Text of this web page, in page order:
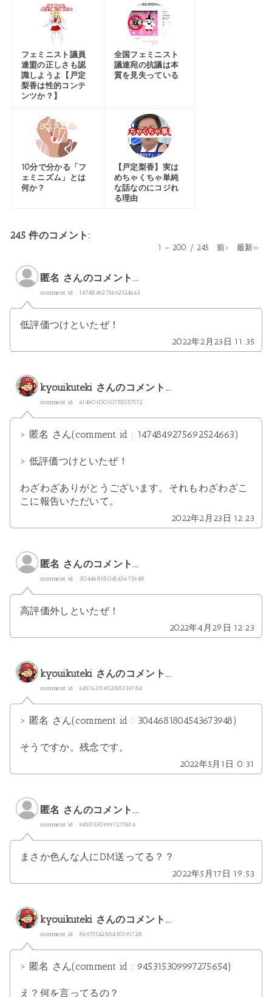
フェミニスト議員
連盟の正しさも認
識しようよ【戸定
梨香は性的コンテ
ンツか？】
全国フェミニスト
議連宛の抗議は本
質を見失っている
10分で分かる「フ
ェミニズム」とは
何か？
【戸定梨香】実は
めちゃくちゃ単純
な話なのにコジれ
る理由
245 件のコメント:
1 – 200 / 245前› 最新»
匿名 さんのコメント...
comment id : 1474849275692524663
低評価つけといたぜ！
2022年2月23日 11:35
kyouikuteki さんのコメント...
comment id : 6149010010755057572
> 匿名 さん(comment id : 1474849275692524663)
> 低評価つけといたぜ！
わざわざありがとうございます。それもわざわざこ
こに報告いただいて。
2022年2月23日 12:23
匿名 さんのコメント...
comment id : 3044681804543673948
高評価外しといたぜ！
2022年4月29日 12:23
kyouikuteki さんのコメント...
comment id : 6457621590288339784
> 匿名 さん(comment id : 3044681804543673948)
そうですか。残念です。
2022年5月1日 0:31
匿名 さんのコメント...
comment id : 945315309997275654
まさか色んな人にDM送ってる？？
2022年5月17日 19:53
kyouikuteki さんのコメント...
comment id : 8697554288430191728
> 匿名 さん(comment id : 945315309997275654)
え？何を言ってるの？